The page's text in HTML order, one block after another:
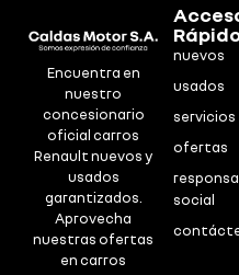
Encuentra en
nuestro
concesionario
oficial carros
Renault nuevos y
usados
garantizados.
Aprovecha
nuestras ofertas
en carros
nuevos
usados
servicios
ofertas
social